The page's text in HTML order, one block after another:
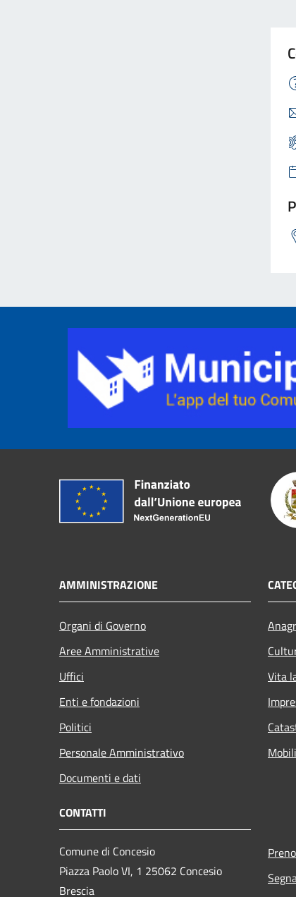
AMMINISTRAZIONE
Organi di Governo
Aree Amministrative
Uffici
Enti e fondazioni
Politici
Personale Amministrativo
Documenti e dati
Vita
CONTATTI
Comune di Concesio
Piazza Paolo VI, 1 25062 Concesio
Brescia